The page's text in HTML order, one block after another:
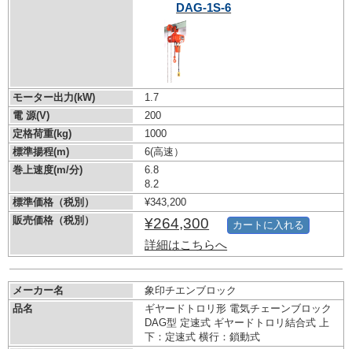
DAG-1S-6
モーター出力(kW)
1.7
電 源(V)
200
定格荷重(kg)
1000
標準揚程(m)
6(高速）
巻上速度(m/分)
6.8
8.2
標準価格（税別）
¥343,200
販売価格（税別）
¥264,300
詳細はこちらへ
カートに入れる
メーカー名
象印チエンブロック
品名
ギヤードトロリ形 電気チェーンブロック
DAG型 定速式 ギヤードトロリ結合式 上
下：定速式 横行：鎖動式